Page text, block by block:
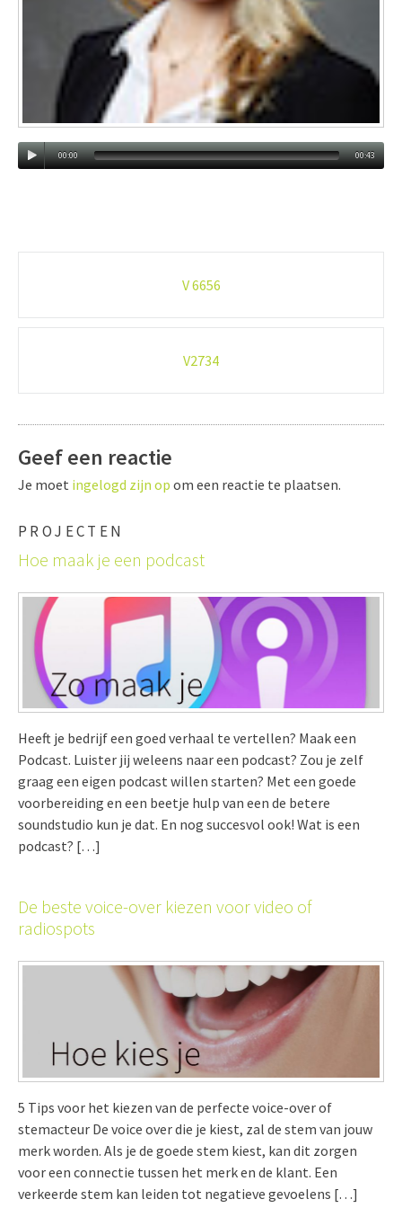
00:00 00:43
V 6656
V2734
Geef een reactie
Je moet ingelogd zijn op om een reactie te plaatsen.
PROJECTEN
Hoe maak je een podcast
Heeft je bedrijf een goed verhaal te vertellen? Maak een
Podcast. Luister jij weleens naar een podcast? Zou je zelf
graag een eigen podcast willen starten? Met een goede
voorbereiding en een beetje hulp van een de betere
soundstudio kun je dat. En nog succesvol ook! Wat is een
podcast? […]
De beste voice-over kiezen voor video of
radiospots
5 Tips voor het kiezen van de perfecte voice-over of
stemacteur De voice over die je kiest, zal de stem van jouw
merk worden. Als je de goede stem kiest, kan dit zorgen
voor een connectie tussen het merk en de klant. Een
verkeerde stem kan leiden tot negatieve gevoelens […]